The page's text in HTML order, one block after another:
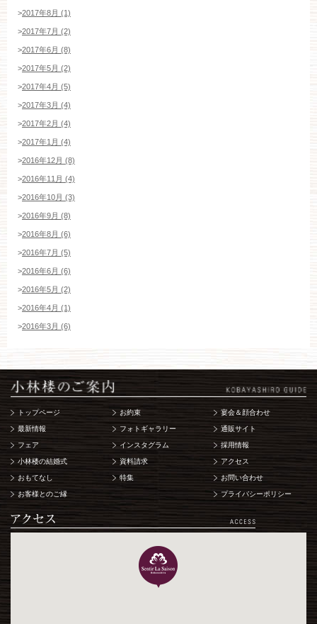
>2017年8月 (1)
>2017年7月 (2)
>2017年6月 (8)
>2017年5月 (2)
>2017年4月 (5)
>2017年3月 (4)
>2017年2月 (4)
>2017年1月 (4)
>2016年12月 (8)
>2016年11月 (4)
>2016年10月 (3)
>2016年9月 (8)
>2016年8月 (6)
>2016年7月 (5)
>2016年6月 (6)
>2016年5月 (2)
>2016年4月 (1)
>2016年3月 (6)
トップページ
最新情報
フェア
小林楼の結婚式
おもてなし
お客様とのご縁
お約束
フォトギャラリー
インスタグラム
資料請求
特集
宴会＆顔合わせ
通販サイト
採用情報
アクセス
お問い合わせ
プライバシーポリシー